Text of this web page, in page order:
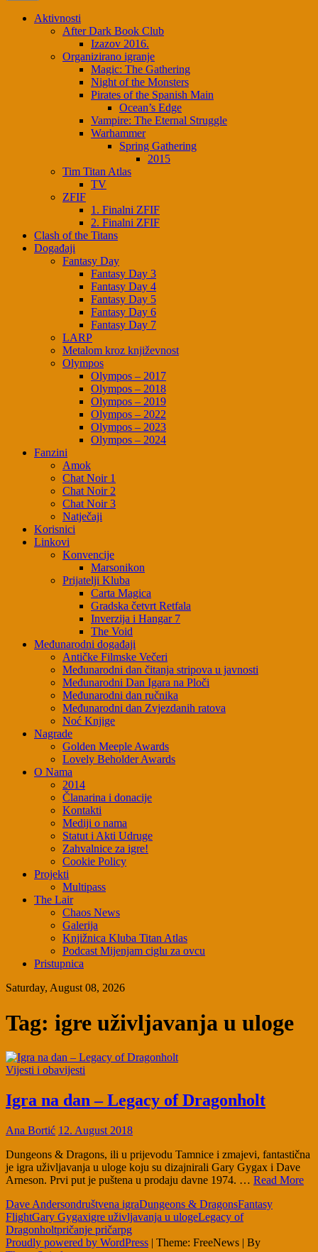
Aktivnosti
After Dark Book Club
Izazov 2016.
Organizirano igranje
Magic: The Gathering
Night of the Monsters
Pirates of the Spanish Main
Ocean’s Edge
Vampire: The Eternal Struggle
Warhammer
Spring Gathering
2015
Tim Titan Atlas
TV
ZFIF
1. Finalni ZFIF
2. Finalni ZFIF
Clash of the Titans
Događaji
Fantasy Day
Fantasy Day 3
Fantasy Day 4
Fantasy Day 5
Fantasy Day 6
Fantasy Day 7
LARP
Metalom kroz književnost
Olympos
Olympos – 2017
Olympos – 2018
Olympos – 2019
Olympos – 2022
Olympos – 2023
Olympos – 2024
Fanzini
Amok
Chat Noir 1
Chat Noir 2
Chat Noir 3
Natječaji
Korisnici
Linkovi
Konvencije
Marsonikon
Prijatelji Kluba
Carta Magica
Gradska četvrt Retfala
Inverzija i Hangar 7
The Void
Međunarodni događaji
Antičke Filmske Večeri
Međunarodni dan čitanja stripova u javnosti
Međunarodni Dan Igara na Ploči
Međunarodni dan ručnika
Međunarodni dan Zvjezdanih ratova
Noć Knjige
Nagrade
Golden Meeple Awards
Lovely Beholder Awards
O Nama
2014
Članarina i donacije
Kontakti
Mediji o nama
Statut i Akti Udruge
Zahvalnice za igre!
Cookie Policy
Projekti
Multipass
The Lair
Chaos News
Galerija
Knjižnica Kluba Titan Atlas
Podcast Mijenjam ciglu za ovcu
Pristupnica
Saturday, August 08, 2026
Tag: igre uživljavanja u uloge
Vijesti i obavijesti
Igra na dan – Legacy of Dragonholt
Ana Bortić 12. August 2018
Dungeons & Dragons, ili u prijevodu Tamnice i zmajevi, fantastična
je igra uživljavanja u uloge koju su dizajnirali Gary Gygax i Dave
Arneson. Prvi put je puštena u prodaju davne 1974. … Read More
Dave Andersondruštvena igraDungeons & DragonsFantasy
FlightGary Gygaxigre uživljavanja u ulogeLegacy of
Dragonholtpričanje pričarpg
Proudly powered by WordPress | Theme: FreeNews | By